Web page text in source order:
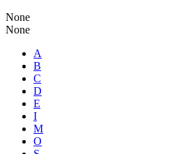
None
None
A
B
C
D
E
I
M
O